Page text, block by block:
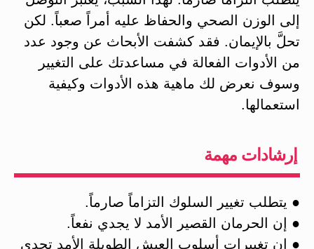
إلى الوزن الصحي والحفاظ عليه أمراً صعباً. لكن
تحلَّ بالإيمان. فقد كشفت الأبحاث عن وجود عدد
من الأدوات الفعالة في مساعدتك على التغيير
وسوف نعرض لك ماهية هذه الأدوات وكيفية
استعمالها.
إرشادات مهمة
● يتطلب تغيير السلوك التزاماً صارماً.
● إن الحرمان القصير الأمد لا يجدي نفعاً.
● إن تغييرات أسلوب العيش الطويلة الأمد تجدي